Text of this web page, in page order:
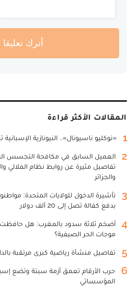
أترك تعليقا
المقالات الأكثر قراءة
1 «نوكليو ناسيونال».. النيونازية الإسبانية
2
العميل السابق في مكافحة التجسس
تفاصيل مثيرة عن روابط نظام الملالي
والجزائر
3
بدفع كفالة تصل إلى 20 ألف دولار
4
أضخم ثلاثة سدود بالمغرب: هل
موجات الحر الصيفية؟
5 تفاصيل منشأة رياضية كبرى مرتقبة
6
حرب الأرقام تعمق أزمة سبتة وتضع
المؤسساتي